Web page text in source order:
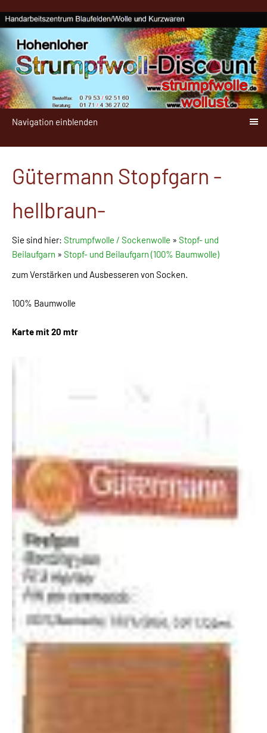
Navigation einblenden
Gütermann Stopfgarn -
hellbraun-
Sie sind hier: Strumpfwolle / Sockenwolle » Stopf- und
Beilaufgarn » Stopf- und Beilaufgarn (100% Baumwolle)
zum Verstärken und Ausbesseren von Socken.
100% Baumwolle
Karte mit 20 mtr